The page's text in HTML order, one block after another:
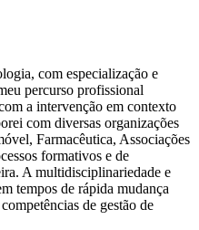
com especialização e
percurso profissional
a intervenção em contexto
com diversas organizações
Farmacêutica, Associações
formativos e de
A multidisciplinariedade e
tempos de rápida mudança
de gestão de